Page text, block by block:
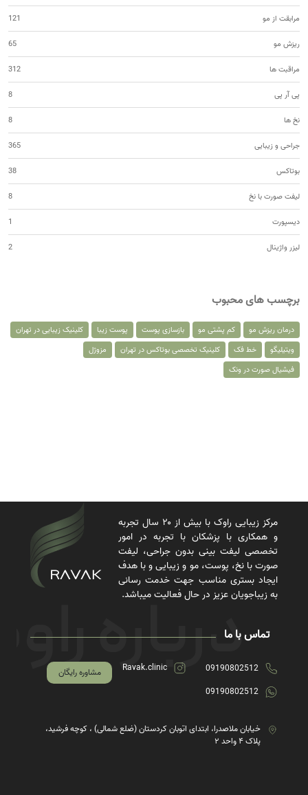
مرابقت از مو 121
ریزش مو 65
مراقبت ها 312
پی آر پی 8
نخ ها 8
جراحی و زیبایی 365
بوتاکس 38
لیفت صورت با نخ 8
دیسپورت 1
لیزر واژینال 2
برچسب های محبوب
درمان ریزش مو کم پشتی مو بازسازی پوست پوست زیبا
کلینیک زیبایی در تهران
ویتیلیگو
خط فک کلینیک تخصصی بوتاکس در تهران
مزوژل
فیشیال صورت در ونک
مرکز زیبایی راوک با بیش از ۲۰ سال تجربه
و همکاری با پزشکان با تجربه در امور
تخصصی لیفت بینی بدون جراحی، لیفت
صورت با نخ، پوست، مو و زیبایی و با هدف
ایجاد بستری مناسب جهت خدمت رسانی
به زیباجویان عزیز در حال فعالیت میباشد.
تماس با ما
09190802512
09190802512
Ravak.clinic مشاوره رایگان
خیابان ملاصدرا، ابتدای اتوبان کردستان (ضلع شمالی) ، کوچه فرشید،
پلاک ۴ واحد ۲